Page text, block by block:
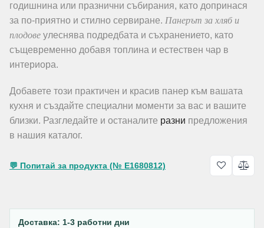
годишнина или празнични събирания, като допринася
за по-приятно и стилно сервиране. Панерът за хляб и
плодове улеснява подредбата и съхранението, като
същевременно добавя топлина и естествен чар в
интериора.
Добавете този практичен и красив панер към вашата
кухня и създайте специални моменти за вас и вашите
близки. Разгледайте и останалите разни предложения
в нашия каталог.
💬 Попитай за продукта (№ E1680812)
Доставка: 1-3 работни дни